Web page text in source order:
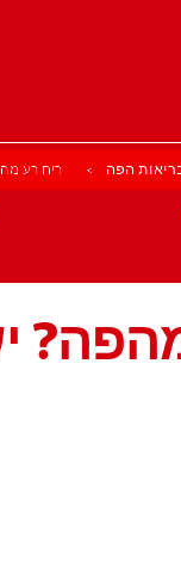
בריאות הפה מטרה
HE (IL)
הפה ריח רע